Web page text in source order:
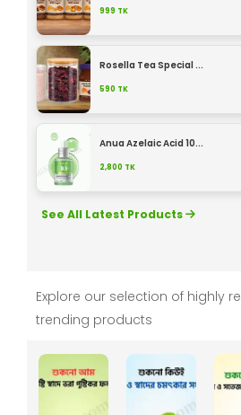
999 TK
Rosella Tea Special ...
590 TK
Anua Azelaic Acid 10...
2,800 TK
See All Latest Products
Explore our selection of highly
trending products